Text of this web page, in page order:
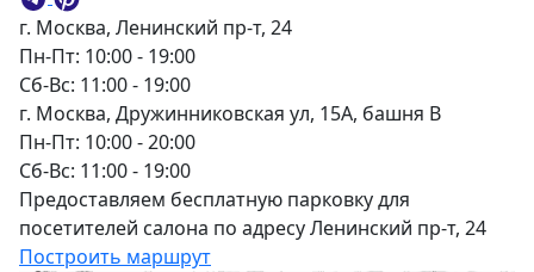
г. Москва, Ленинский пр-т, 24
Пн-Пт: 10:00 - 19:00
Сб-Вс: 11:00 - 19:00
г. Москва, Дружинниковская ул, 15А, башня В
Пн-Пт: 10:00 - 20:00
Сб-Вс: 11:00 - 19:00
Предоставляем бесплатную парковку для
посетителей салона по адресу Ленинский пр-т, 24
Построить маршрут